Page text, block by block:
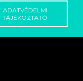
TANÁCSOK
ADATVÉDELMI
TÁJÉKOZTATÓ